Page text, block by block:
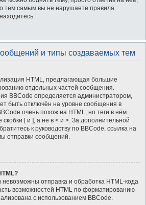
тем самым вы не нарушаете правила
и типы создаваемых тем
HTML, предлагающая большие
отдельных частей сообщения.
BBCode определяется администратором,
быть отключён на уровне сообщения в
очень похож на HTML, но теги в нём
[ и ], а не в < и >. За дополнительной
к руководству по BBCode, ссылка на
отправки сообщений.
отправка и обработка HTML-кода
возможностей HTML по форматированию
с использованием BBCode.